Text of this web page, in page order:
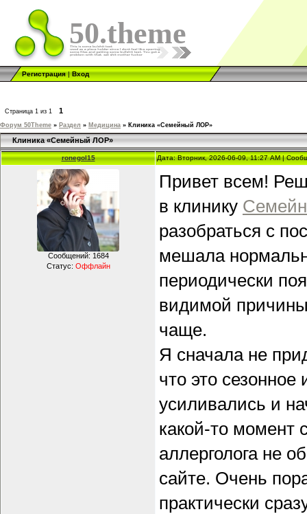
50.theme
Регистрация|Вход
Страница 1 из 1 1
Форум 50Theme » Раздел » Медицина » Клиника «Семейный ЛОР»
Клиника «Семейный ЛОР»
ronegol15 Дата: Вторник, 2026-06-09, 11:27 AM |
Сообщений: 1684
Статус: Оффлайн
Привет всем!
в клинику
разобраться с
мешала
периодически
видимой
чаще.
Я сначала не
что это
усиливались и
какой-то момент
аллерголога не
сайте. Очень
практически